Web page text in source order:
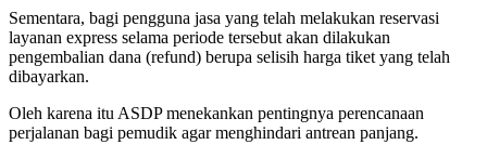
Sementara, bagi pengguna jasa yang telah melakukan reservasi
layanan express selama periode tersebut akan dilakukan
pengembalian dana (refund) berupa selisih harga tiket yang telah
dibayarkan.
Oleh karena itu ASDP menekankan pentingnya perencanaan
perjalanan bagi pemudik agar menghindari antrean panjang.